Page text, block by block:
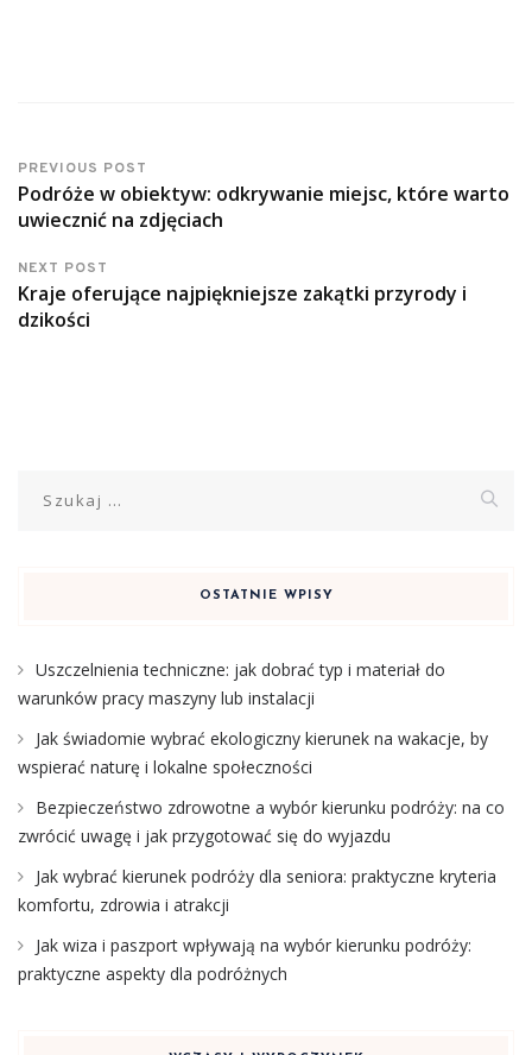
PREVIOUS POST
Podróże w obiektyw: odkrywanie miejsc, które warto
uwiecznić na zdjęciach
NEXT POST
Kraje oferujące najpiękniejsze zakątki przyrody i
dzikości
OSTATNIE WPISY
Uszczelnienia techniczne: jak dobrać typ i materiał do
warunków pracy maszyny lub instalacji
Jak świadomie wybrać ekologiczny kierunek na wakacje, by
wspierać naturę i lokalne społeczności
Bezpieczeństwo zdrowotne a wybór kierunku podróży: na co
zwrócić uwagę i jak przygotować się do wyjazdu
Jak wybrać kierunek podróży dla seniora: praktyczne kryteria
komfortu, zdrowia i atrakcji
Jak wiza i paszport wpływają na wybór kierunku podróży:
praktyczne aspekty dla podróżnych